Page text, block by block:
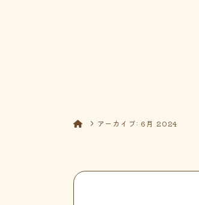
アーカイブ: 6月 2024